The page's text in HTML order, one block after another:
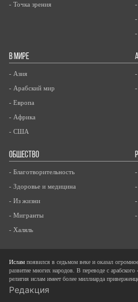
- Точка зрения
В МИРЕ
- Азия
- Арабский мир
- Европа
- Африка
- США
-
ОБЩЕСТВО
- Благотворительность
- Здоровье и медицина
- Из жизни
- Мигранты
- Халяль
-
-
Ислам появился в седьмом веке и оказал
развитие многих народов. В переводе с
религия ислам имеет более миллиарда
Редакция